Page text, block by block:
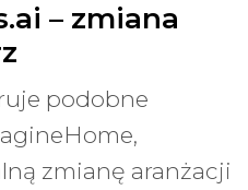
– zmiana
podobne
zmianę aranżacji